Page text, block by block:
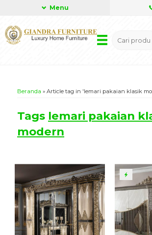
Menu
Beranda » Article tag in 'lemari pakaian klasik
Tags lemari pakaian
modern